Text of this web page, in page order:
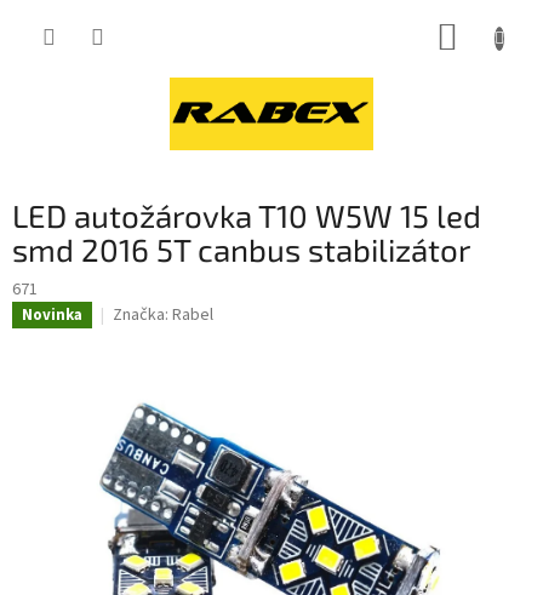
LED autožárovka T10 W5W 15 led
smd 2016 5T canbus stabilizátor
671
Novinka Značka: Rabel